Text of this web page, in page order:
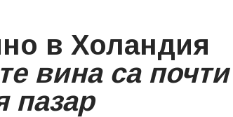
в Холандия
вина са
пазар